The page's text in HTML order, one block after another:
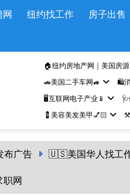
网 纽约找工作 房子出售
🏠纽约房地产网｜美国房源
🚗美国二手车网🚙
🛍️
🖥️互联网电子产业📱
💈美容美发美甲💅🏻
⚒️
布广告 🇺🇸美国华人找工
网